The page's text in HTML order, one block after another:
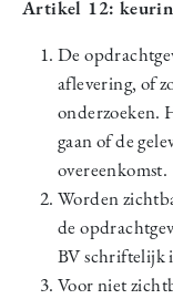
Artikel 12:
De
aflevering, of
onderzoeken.
gaan of de
overeenkomst.
Worden
de
BV schriftelijk
Voor niet